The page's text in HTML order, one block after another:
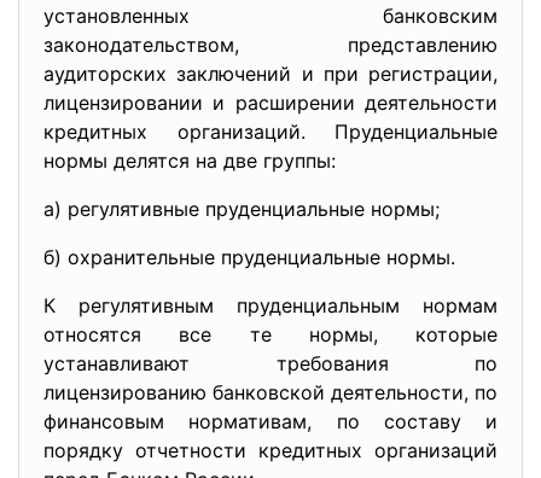
установленных банковским
законодательством, представлению
аудиторских заключений и при регистрации,
лицензировании и расширении деятельности
кредитных организаций. Пруденциальные
нормы делятся на две группы:
а) регулятивные пруденциальные нормы;
б) охранительные пруденциальные нормы.
К регулятивным пруденциальным нормам
относятся все те нормы, которые
устанавливают требования по
лицензированию банковской деятельности, по
финансовым нормативам, по составу и
порядку отчетности кредитных организаций